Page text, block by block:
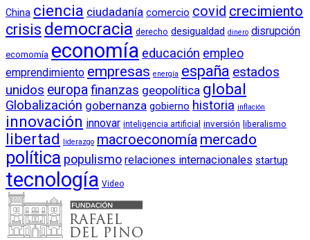
China ciencia ciudadanía comercio covid crecimiento
crisis democracia derecho desigualdad dinero disrupción
ecomomía economía educación empleo
emprendimiento empresas energía españa estados
unidos europa finanzas geopolítica global
Globalización gobernanza gobierno historia inflación
innovación innovar inteligencia artificial inversión liberalismo
libertad liderazgo macroeconomía mercado
política populismo relaciones internacionales startup
tecnología Video